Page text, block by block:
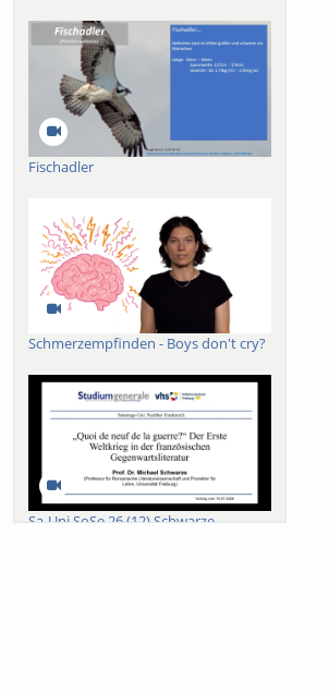
Fischadler
Schmerzempfinden - Boys don't cry?
Sa-Uni SoSe 26 (12) Schwarze